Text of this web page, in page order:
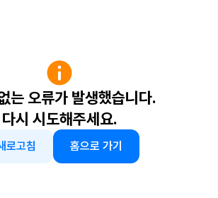
는 오류가 발생했습니다.
다시 시도해주세요.
로고침 홈으로 가기